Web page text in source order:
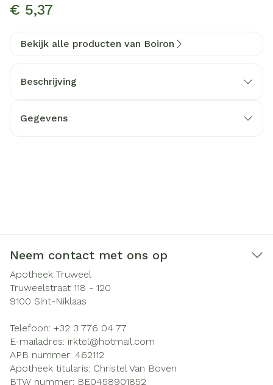
€ 5,37
Bekijk alle producten van Boiron
Beschrijving
Gegevens
Neem contact met ons op
Apotheek Truweel
Truweelstraat 118 - 120
9100 Sint-Niklaas
Telefoon: +32 3 776 04 77
E-mailadres: irktel@hotmail.com
APB nummer: 462112
Apotheek titularis: Christel Van Boven
BTW nummer: BE0458901852